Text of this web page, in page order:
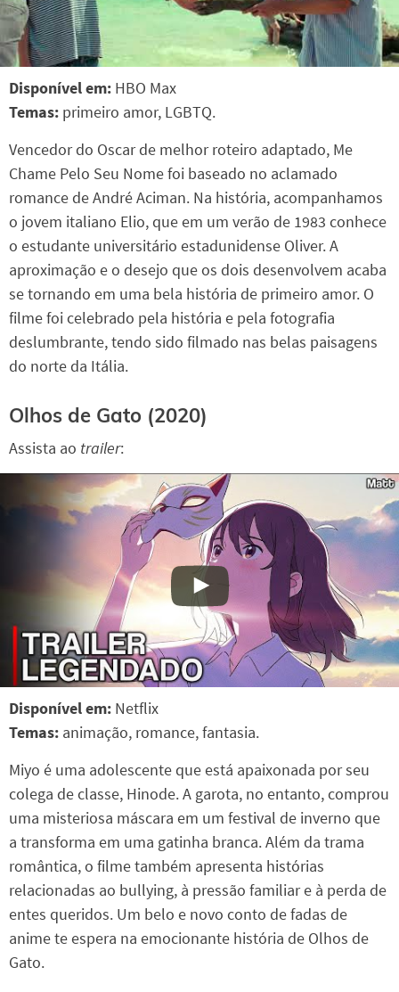
Disponível em: HBO Max
Temas: primeiro amor, LGBTQ.
Vencedor do Oscar de melhor roteiro adaptado, Me
Chame Pelo Seu Nome foi baseado no aclamado
romance de André Aciman. Na história, acompanhamos
o jovem italiano Elio, que em um verão de 1983 conhece
o estudante universitário estadunidense Oliver. A
aproximação e o desejo que os dois desenvolvem acaba
se tornando em uma bela história de primeiro amor. O
filme foi celebrado pela história e pela fotografia
deslumbrante, tendo sido filmado nas belas paisagens
do norte da Itália.
Olhos de Gato (2020)
Assista ao trailer:
Disponível em: Netflix
Temas: animação, romance, fantasia.
Miyo é uma adolescente que está apaixonada por seu
colega de classe, Hinode. A garota, no entanto, comprou
uma misteriosa máscara em um festival de inverno que
a transforma em uma gatinha branca. Além da trama
romântica, o filme também apresenta histórias
relacionadas ao bullying, à pressão familiar e à perda de
entes queridos. Um belo e novo conto de fadas de
anime te espera na emocionante história de Olhos de
Gato.